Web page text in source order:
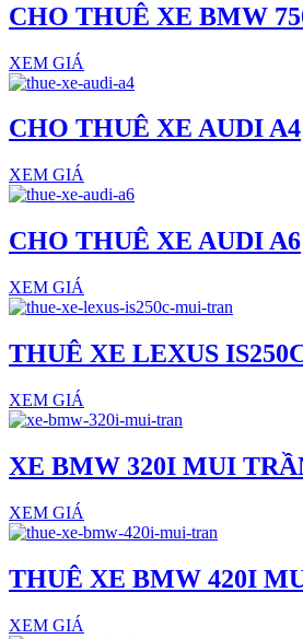
CHO THUÊ XE BMW
XEM GIÁ
CHO THUÊ XE AUDI A4
XEM GIÁ
CHO THUÊ XE AUDI A6
XEM GIÁ
THUÊ XE LEXUS
XEM GIÁ
XE BMW 320I MUI
XEM GIÁ
THUÊ XE BMW 420I
XEM GIÁ